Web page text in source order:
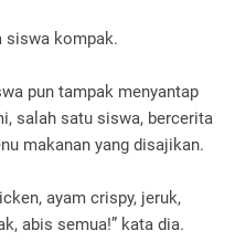
siswa kompak.
pun tampak menyantap
salah satu siswa, bercerita
makanan yang disajikan.
ayam crispy, jeruk,
abis semua!” kata dia.